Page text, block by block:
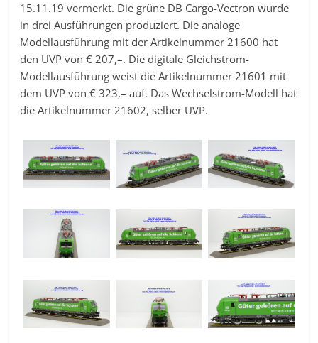
15.11.19 vermerkt. Die grüne DB Cargo-Vectron wurde
in drei Ausführungen produziert. Die analoge
Modellausführung mit der Artikelnummer 21600 hat
den UVP von € 207,–. Die digitale Gleichstrom-
Modellausführung weist die Artikelnummer 21601 mit
dem UVP von € 323,– auf. Das Wechselstrom-Modell hat
die Artikelnummer 21602, selber UVP.